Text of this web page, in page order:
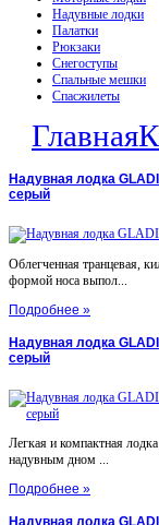
Надувные лодки
Палатки
Рюкзаки
Снегоступы
Спальные мешки
Спасжилеты
Главная
Надувная лодка
серый
Облегченная транцевая,
формой носа выпол...
Подробнее »
Надувная лодка
серый
Легкая и компактная
надувным дном ...
Подробнее »